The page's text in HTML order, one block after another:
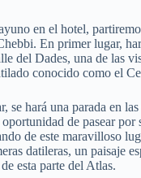
en el hotel,
En primer lugar,
del Dades, una de las
conocido como el
se hará una parada en
de pasear por
de este maravilloso
datileras, un paisaje
esta parte del Atlas.